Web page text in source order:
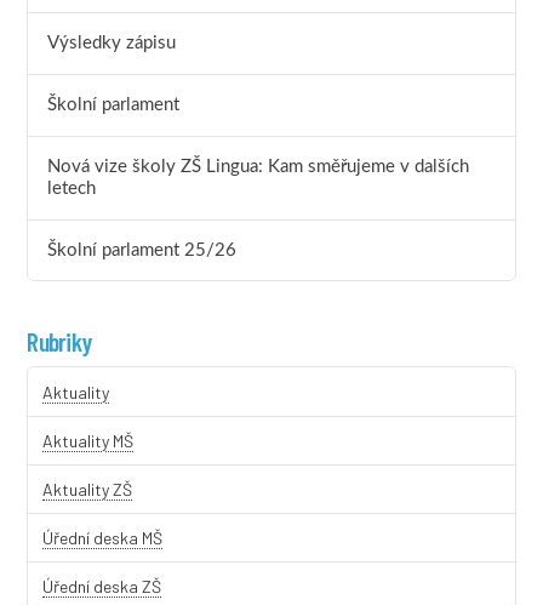
Výsledky zápisu
Školní parlament
Nová vize školy ZŠ Lingua: Kam směřujeme v dalších
letech
Školní parlament 25/26
Rubriky
Aktuality
Aktuality MŠ
Aktuality ZŠ
Úřední deska MŠ
Úřední deska ZŠ